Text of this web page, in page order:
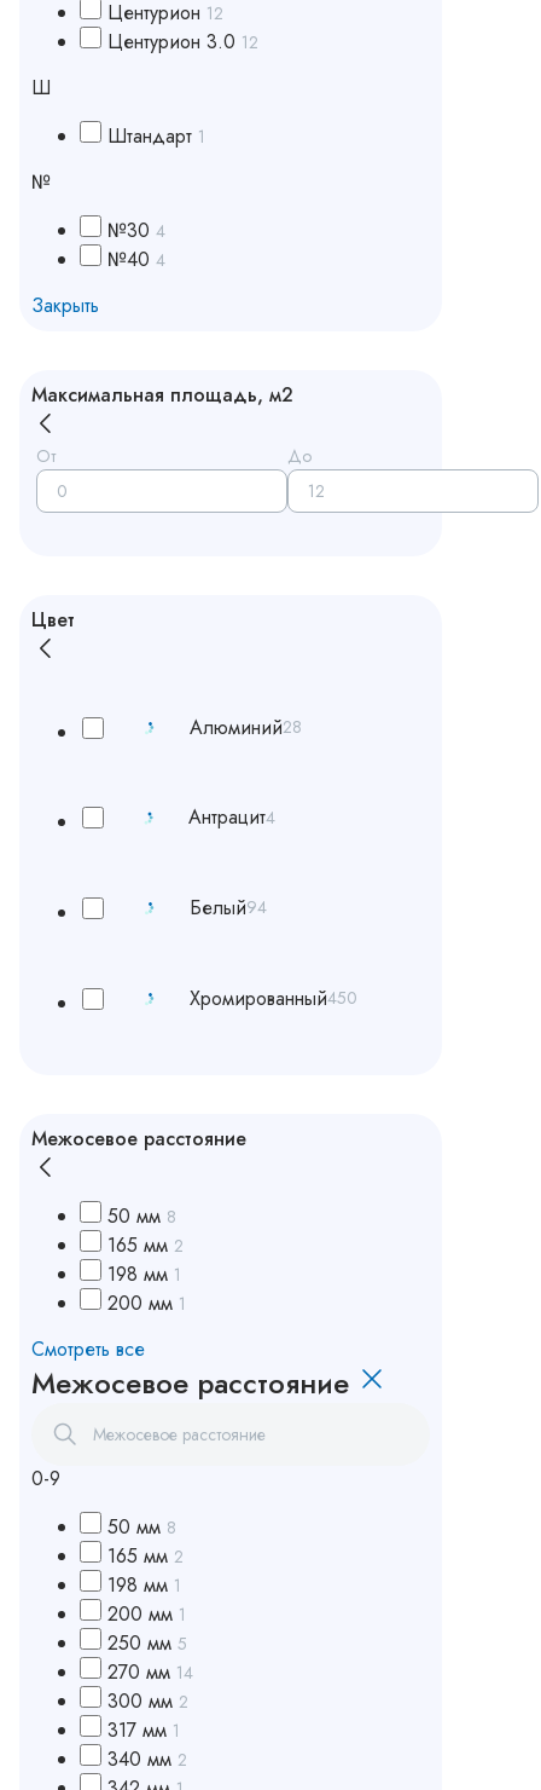
Центурион 12
Центурион 3.0 12
Ш
Штандарт 1
№
№30 4
№40 4
Закрыть
Максимальная площадь, м2
От До
Цвет
Алюминий28
Антрацит4
Белый94
Хромированный450
Межосевое расстояние
50 мм 8
165 мм 2
198 мм 1
200 мм 1
Смотреть все
Межосевое расстояние
0-9
50 мм 8
165 мм 2
198 мм 1
200 мм 1
250 мм 5
270 мм 14
300 мм 2
317 мм 1
340 мм 2